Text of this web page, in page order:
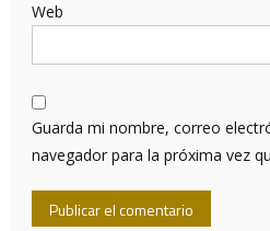
Web
Guarda mi nombre, correo
navegador para la próxima vez